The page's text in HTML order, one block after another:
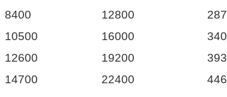
8400 12800
10500 16000
12600 19200
14700 22400